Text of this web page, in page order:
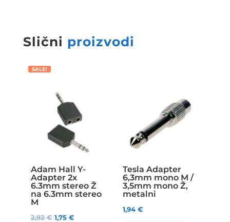
Slični proizvodi
SALE!
Adam Hall Y-
Adapter 2x
6.3mm stereo Ž
na 6.3mm stereo
M
2,92€ 1,75 €
Tesla Adapter
6,3mm mono M /
3,5mm mono Ž,
metalni
1,94 €